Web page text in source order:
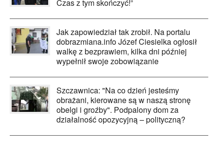
Czas z tym skończyć!”
Jak zapowiedział tak zrobił. Na portalu
dobrazmiana.info Józef Ciesielka ogłosił
walkę z bezprawiem, kilka dni później
wypełnił swoje zobowiązanie
Szczawnica: "Na co dzień jesteśmy
obrażani, kierowane są w naszą stronę
obelgi i groźby". Podpalony dom za
działalność opozycyjną – polityczną?